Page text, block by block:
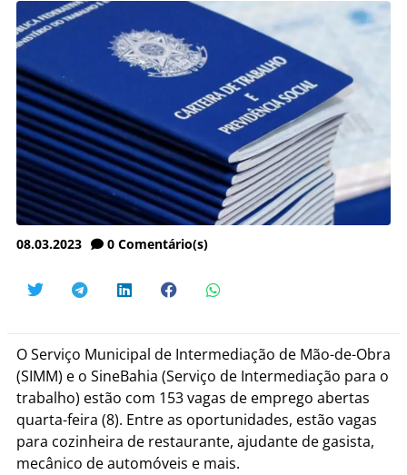
08.03.2023 0 Comentário(s)
O Serviço Municipal de Intermediação de Mão-de-Obra
(SIMM) e o SineBahia (Serviço de Intermediação para o
trabalho) estão com 153 vagas de emprego abertas
quarta-feira (8). Entre as oportunidades, estão vagas
para cozinheira de restaurante, ajudante de gasista,
mecânico de automóveis e mais.